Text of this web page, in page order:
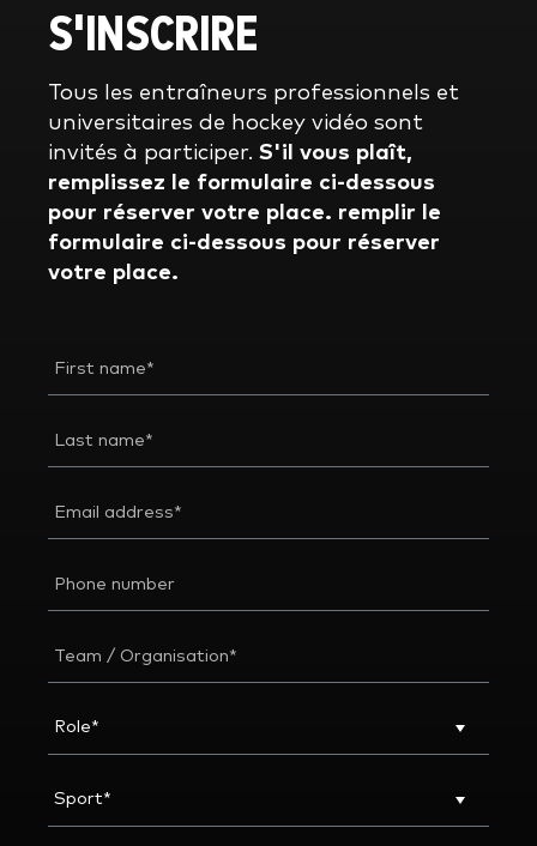
S'INSCRIRE
Tous les entraîneurs professionnels et
universitaires de hockey vidéo sont
invités à participer. S'il vous plaît,
remplissez le formulaire ci-dessous
pour réserver votre place. remplir le
formulaire ci-dessous pour réserver
votre place.